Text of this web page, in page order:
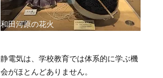
和田河原の花火
静電気は、学校教育では体系的に学ぶ機
会がほとんどありません。